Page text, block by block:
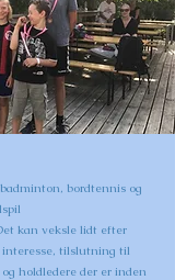
bordtennis og
kan veksle lidt efter
interesse, tilslutning til
holdledere der er inden